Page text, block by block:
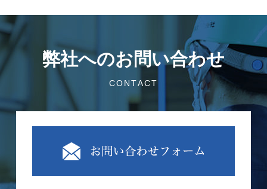
弊社へのお問い合わせ
CONTACT